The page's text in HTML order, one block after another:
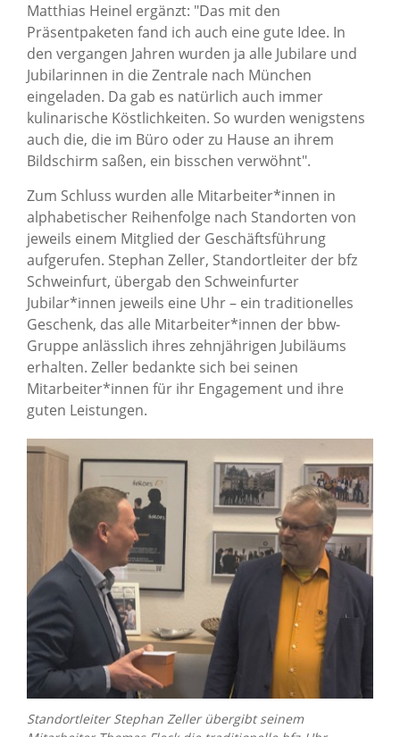
Matthias Heinel ergänzt: "Das mit den
Präsentpaketen fand ich auch eine gute Idee. In
den vergangen Jahren wurden ja alle Jubilare und
Jubilarinnen in die Zentrale nach München
eingeladen. Da gab es natürlich auch immer
kulinarische Köstlichkeiten. So wurden wenigstens
auch die, die im Büro oder zu Hause an ihrem
Bildschirm saßen, ein bisschen verwöhnt".
Zum Schluss wurden alle Mitarbeiter*innen in
alphabetischer Reihenfolge nach Standorten von
jeweils einem Mitglied der Geschäftsführung
aufgerufen. Stephan Zeller, Standortleiter der bfz
Schweinfurt, übergab den Schweinfurter
Jubilar*innen jeweils eine Uhr – ein traditionelles
Geschenk, das alle Mitarbeiter*innen der bbw-
Gruppe anlässlich ihres zehnjährigen Jubiläums
erhalten. Zeller bedankte sich bei seinen
Mitarbeiter*innen für ihr Engagement und ihre
guten Leistungen.
Standortleiter Stephan Zeller übergibt seinem